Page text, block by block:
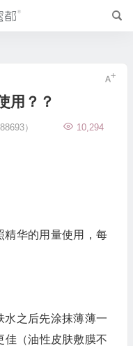
用？？
）
10,294
精华的用量使用，每
水之后先涂抹薄薄一
佳（油性皮肤敷膜不